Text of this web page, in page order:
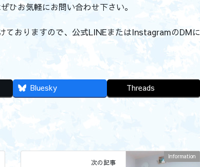
お気軽にお問い合わせ下さい。
ておりますので、公式LINEまたはInstagramのDMに
Bluesky Threads
Information
次の記事